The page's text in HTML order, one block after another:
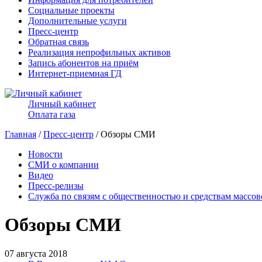
Социальные проекты
Дополнительные услуги
Пресс-центр
Обратная связь
Реализация непрофильных активов
Запись абонентов на приём
Интернет-приемная ГД
Личный кабинет
Оплата газа
Главная /Пресс-центр / Обзоры СМИ
Новости
СМИ о компании
Видео
Пресс-релизы
Служба по связям с общественностью и средствам
Обзоры СМИ
07 августа 2018